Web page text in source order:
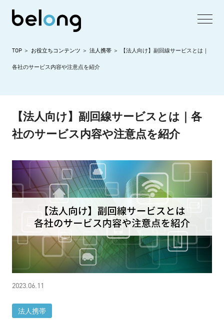
TOP お役立ちコンテンツ 法人携帯 【法人向け】副回線サービスとは｜
各社のサービス内容や注意点を紹介
【法人向け】副回線サービスとは｜各
社のサービス内容や注意点を紹介
2023.06.11
法人携帯